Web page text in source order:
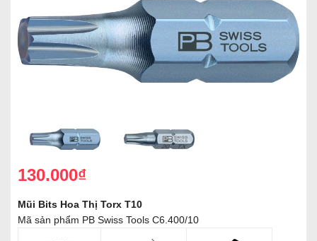
130.000₫
Mũi Bits Hoa Thị Torx T10
Mã sản phẩm PB Swiss Tools C6.400/10